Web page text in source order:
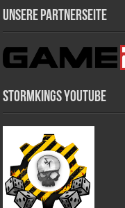
Unsere Partnerseite
Stormkings Youtube